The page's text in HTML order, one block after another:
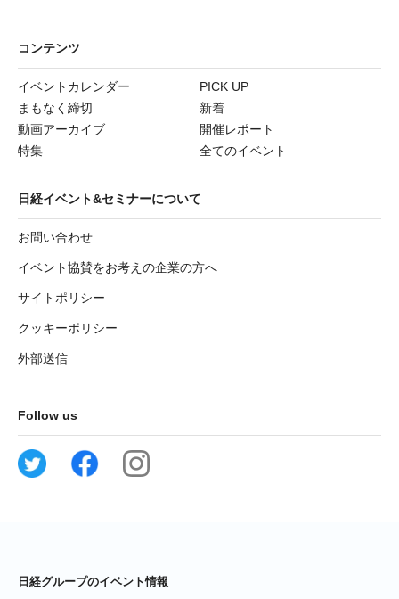
コンテンツ
イベントカレンダー
PICK UP
まもなく締切
新着
動画アーカイブ
開催レポート
特集
全てのイベント
日経イベント&セミナーについて
お問い合わせ
イベント協賛をお考えの企業の方へ
サイトポリシー
クッキーポリシー
外部送信
Follow us
日経グループのイベント情報